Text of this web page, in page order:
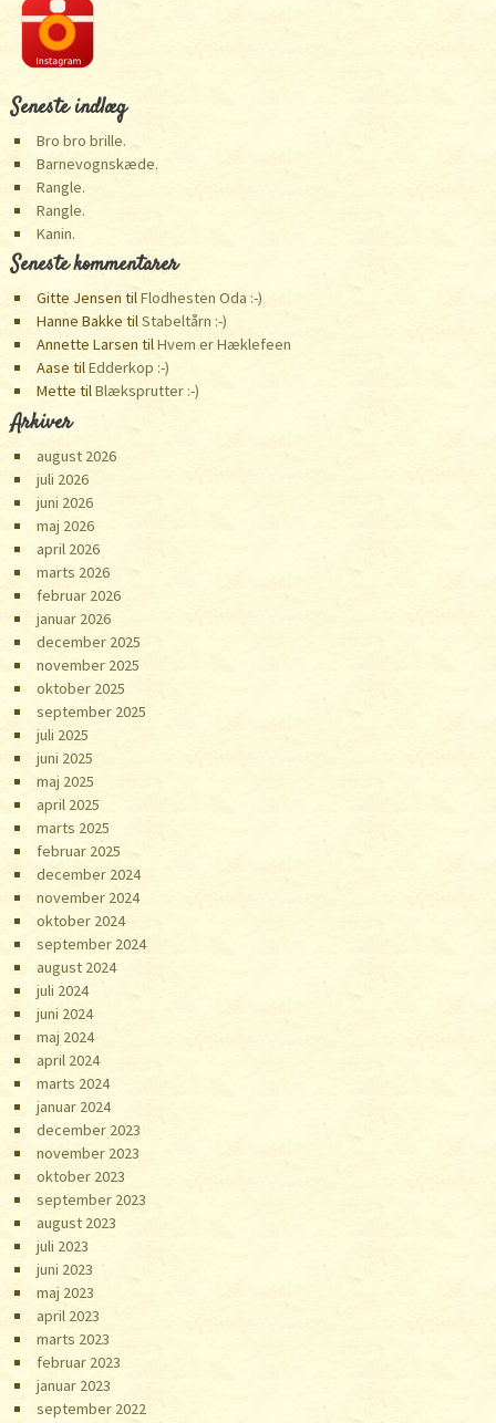
Seneste indlæg
Bro bro brille.
Barnevognskæde.
Rangle.
Rangle.
Kanin.
Seneste kommentarer
Gitte Jensen tilFlodhesten Oda :-)
Hanne Bakke tilStabeltårn :-)
Annette Larsen tilHvem er Hæklefeen
Aase tilEdderkop :-)
Mette tilBlæksprutter :-)
Arkiver
august 2026
juli 2026
juni 2026
maj 2026
april 2026
marts 2026
februar 2026
januar 2026
december 2025
november 2025
oktober 2025
september 2025
juli 2025
juni 2025
maj 2025
april 2025
marts 2025
februar 2025
december 2024
november 2024
oktober 2024
september 2024
august 2024
juli 2024
juni 2024
maj 2024
april 2024
marts 2024
januar 2024
december 2023
november 2023
oktober 2023
september 2023
august 2023
juli 2023
juni 2023
maj 2023
april 2023
marts 2023
februar 2023
januar 2023
september 2022